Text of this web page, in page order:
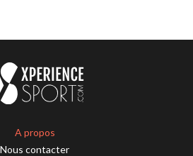
A propos
Nous contacter